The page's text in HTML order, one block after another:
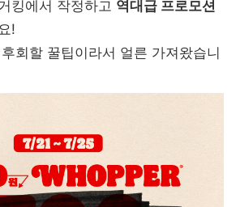
킹에서 작정하고 역대급 프로모션
!
회할 꿀팁이라서 얼른 가져왔습니